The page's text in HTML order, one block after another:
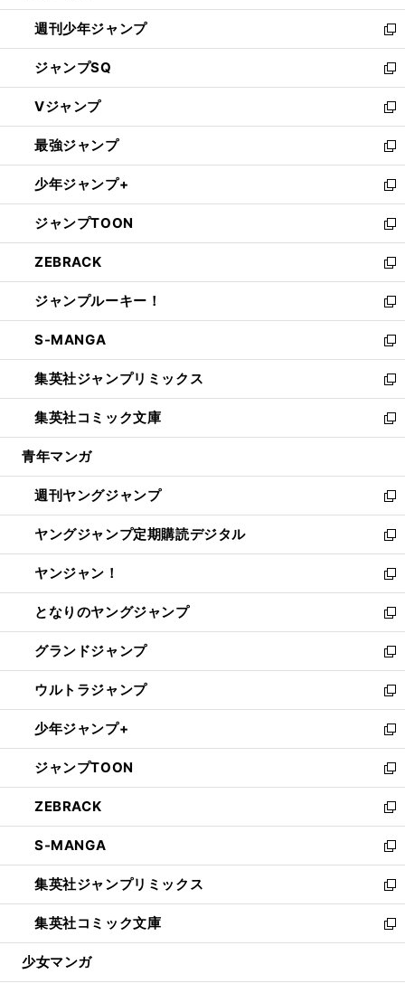
開
く
週刊少年ジャンプ
新
し
い
ウ
ィ
ン
ド
ウ
で
開
く
ジャンプSQ
新
し
い
ウ
ィ
ン
ド
ウ
で
開
く
Vジャンプ
新
し
い
ウ
ィ
ン
ド
ウ
で
開
く
最強ジャンプ
新
し
い
ウ
ィ
ン
ド
ウ
で
開
く
少年ジャンプ+
新
し
い
ウ
ィ
ン
ド
ウ
で
開
く
ジャンプTOON
新
し
い
ウ
ィ
ン
ド
ウ
で
開
く
ZEBRACK
新
し
い
ウ
ィ
ン
ド
ウ
で
開
ジャンプルーキー！
新
し
い
ウ
ィ
ン
ド
ウ
開
く
S-MANGA
新
し
い
ウ
ィ
ン
ウ
で
開
く
集英社ジャンプリミックス
新
し
い
ウ
ン
ド
ウ
で
開
く
集英社コミック文庫
新
し
ウ
ィ
ン
ド
ウ
で
開
く
青年マンガ
週刊ヤングジャンプ
新
し
い
ウ
ィ
ン
ド
ウ
で
開
く
ヤングジャンプ定期購読デジタル
新
し
い
ウ
ィ
ン
ド
ウ
で
開
く
ヤンジャン！
新
し
い
ウ
ィ
ン
ド
ウ
で
開
く
となりのヤングジャンプ
新
し
い
ウ
ィ
ン
ド
ウ
で
開
く
グランドジャンプ
新
し
い
ウ
ィ
ン
ド
ウ
で
開
く
ウルトラジャンプ
新
し
い
ウ
ィ
ン
ド
ウ
で
開
く
少年ジャンプ+
新
し
い
ウ
ィ
ン
ド
ウ
で
開
く
ジャンプTOON
新
し
い
ウ
ィ
ン
ド
ウ
で
開
ZEBRACK
新
し
い
ウ
ィ
ン
ド
ウ
開
S-MANGA
新
し
い
ウ
ィ
ン
ウ
集英社ジャンプリミックス
新
し
い
ウ
ン
集英社コミック文庫
新
し
ウ
少女マンガ